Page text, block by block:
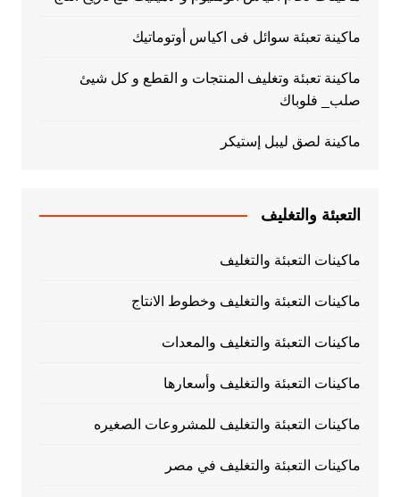
ماكينة تعبئة سوائل فى اكياس أوتوماتيك
ماكينة تعبئة وتغليف المنتجات و القطع و كل شيئ
صلب_ فلوباك
ماكينة لصق ليبل إستيكر
التعبئة والتغليف
ماكينات التعبئة والتغليف
ماكينات التعبئة والتغليف وخطوط الانتاج
ماكينات التعبئة والتغليف والمعدات
ماكينات التعبئة والتغليف وأسعارها
ماكينات التعبئة والتغليف للمشروعات الصغيره
ماكينات التعبئة والتغليف في مصر